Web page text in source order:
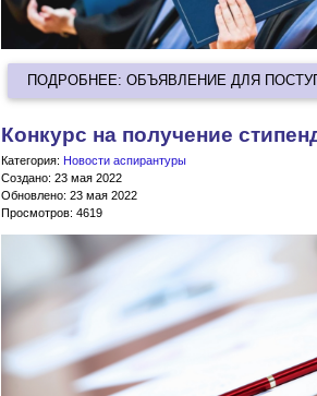
ПОДРОБНЕЕ: ОБЪЯВЛЕНИЕ ДЛЯ
Конкурс на получение
Категория: Новости аспирантуры
Создано: 23 мая 2022
Обновлено: 23 мая 2022
Просмотров: 4619